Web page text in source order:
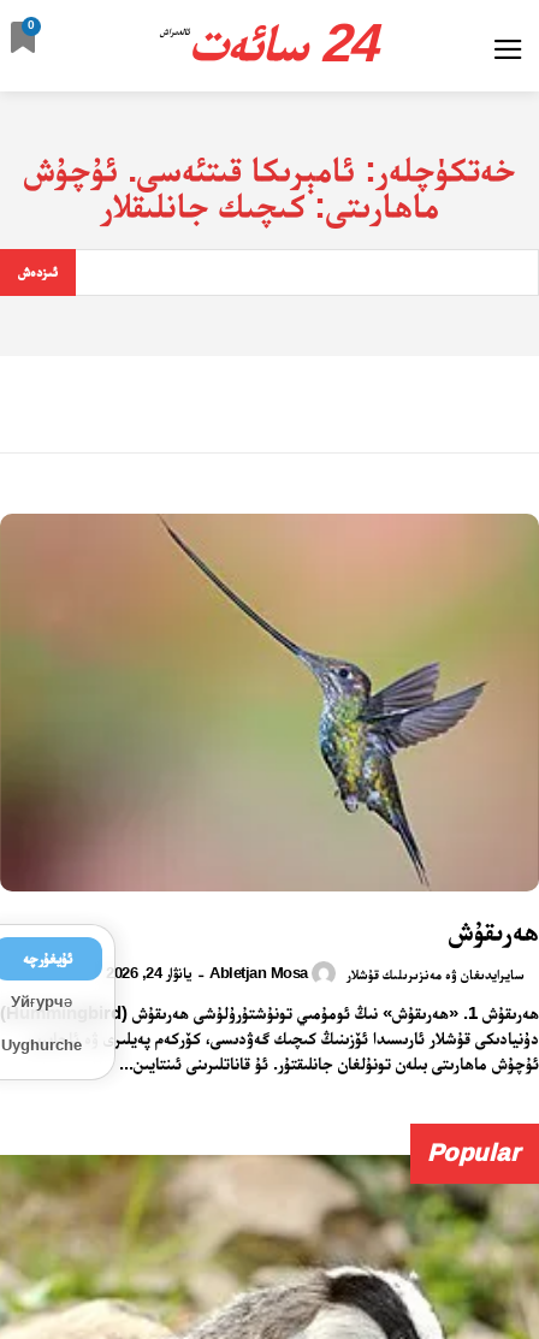
24 سائەت ئالدىراش
0
خەتكۈچلەر: ئامېرىكا قىتئەسى. ئۇچۇش
ماھارىتى: كىچىك جانلىقلار
ئىزدەش
ھەرىقۇش
سايرايدىغان ۋە مەنزىرىلىك قۇشلار Abletjan Mosa
- يانۋار 24, 2026
ھەرىقۇش 1. «ھەرىقۇش» نىڭ ئومۇمىي تونۇشتۇرۇلۇشى ھەرىقۇش (Hummingbird)
دۇنيادىكى قۇشلار ئارىسىدا ئۆزىنىڭ كىچىك گەۋدىسى، كۆركەم پەيلىرى ۋە ئاجايىپ
ئۇچۇش ماھارىتى بىلەن تونۇلغان جانلىقتۇر. ئۇ قاناتلىرىنى ئىنتايىن...
Popular
ئۇيغۇرچە
Уйғурчә
Uyghurche